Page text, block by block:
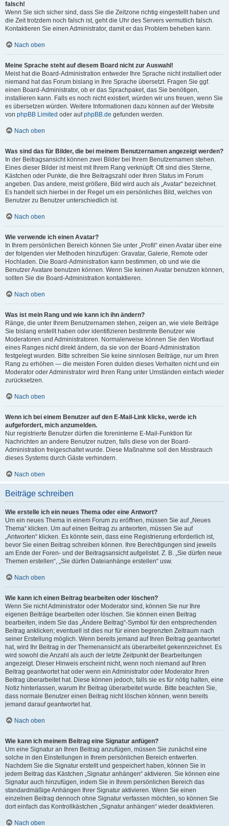
falsch!
Wenn Sie sich sicher sind, dass Sie die Zeitzone richtig eingestellt haben und
die Zeit trotzdem noch falsch ist, geht die Uhr des Servers vermutlich falsch.
Kontaktieren Sie einen Administrator, damit er das Problem beheben kann.
Nach oben
Meine Sprache steht auf diesem Board nicht zur Auswahl!
Meist hat die Board-Administration entweder Ihre Sprache nicht installiert oder
niemand hat das Forum bislang in Ihre Sprache übersetzt. Fragen Sie ggf.
einen Board-Administrator, ob er das Sprachpaket, das Sie benötigen,
installieren kann. Falls es noch nicht existiert, würden wir uns freuen, wenn Sie
es übersetzen würden. Weitere Informationen dazu können auf der Website
von phpBB Limited oder aufphpBB.de gefunden werden.
Nach oben
Was sind das für Bilder, die bei meinem Benutzernamen angezeigt werden?
In der Beitragsansicht können zwei Bilder bei Ihrem Benutzernamen stehen.
Eines dieser Bilder ist meist mit Ihrem Rang verknüpft: Oft sind dies Sterne,
Kästchen oder Punkte, die Ihre Beitragszahl oder Ihren Status im Forum
angeben. Das andere, meist größere, Bild wird auch als „Avatar“ bezeichnet.
Es handelt sich hierbei in der Regel um ein persönliches Bild, welches von
Benutzer zu Benutzer unterschiedlich ist.
Nach oben
Wie verwende ich einen Avatar?
In Ihrem persönlichen Bereich können Sie unter „Profil“ einen Avatar über eine
der folgenden vier Methoden hinzufügen: Gravatar, Galerie, Remote oder
Hochladen. Die Board-Administration kann bestimmen, ob und wie die
Benutzer Avatare benutzen können. Wenn Sie keinen Avatar benutzen können,
sollten Sie die Board-Administration kontaktieren.
Nach oben
Was ist mein Rang und wie kann ich ihn ändern?
Ränge, die unter Ihrem Benutzernamen stehen, zeigen an, wie viele Beiträge
Sie bislang erstellt haben oder identifizieren bestimmte Benutzer wie
Moderatoren und Administratoren. Normalerweise können Sie den Wortlaut
eines Ranges nicht direkt ändern, da sie von der Board-Administration
festgelegt wurden. Bitte schreiben Sie keine sinnlosen Beiträge, nur um Ihren
Rang zu erhöhen — die meisten Foren dulden dieses Verhalten nicht und ein
Moderator oder Administrator wird Ihren Rang unter Umständen einfach wieder
zurücksetzen.
Nach oben
Wenn ich bei einem Benutzer auf den E-Mail-Link klicke, werde ich
aufgefordert, mich anzumelden.
Nur registrierte Benutzer dürfen die foreninterne E-Mail-Funktion für
Nachrichten an andere Benutzer nutzen, falls diese von der Board-
Administration freigeschaltet wurde. Diese Maßnahme soll den Missbrauch
dieses Systems durch Gäste verhindern.
Nach oben
Beiträge schreiben
Wie erstelle ich ein neues Thema oder eine Antwort?
Um ein neues Thema in einem Forum zu eröffnen, müssen Sie auf „Neues
Thema“ klicken. Um auf einen Beitrag zu antworten, müssen Sie auf
„Antworten“ klicken. Es könnte sein, dass eine Registrierung erforderlich ist,
bevor Sie einen Beitrag schreiben können. Ihre Berechtigungen sind jeweils
am Ende der Foren- und der Beitragsansicht aufgelistet. Z. B. „Sie dürfen neue
Themen erstellen“, „Sie dürfen Dateianhänge erstellen“ usw.
Nach oben
Wie kann ich einen Beitrag bearbeiten oder löschen?
Wenn Sie nicht Administrator oder Moderator sind, können Sie nur Ihre
eigenen Beiträge bearbeiten oder löschen. Sie können einen Beitrag
bearbeiten, indem Sie das „Ändere Beitrag“-Symbol für den entsprechenden
Beitrag anklicken; eventuell ist dies nur für einen begrenzten Zeitraum nach
seiner Erstellung möglich. Wenn bereits jemand auf Ihren Beitrag geantwortet
hat, wird Ihr Beitrag in der Themenansicht als überarbeitet gekennzeichnet. Es
wird sowohl die Anzahl als auch der letzte Zeitpunkt der Bearbeitungen
angezeigt. Dieser Hinweis erscheint nicht, wenn noch niemand auf Ihren
Beitrag geantwortet hat oder wenn ein Administrator oder Moderator Ihren
Beitrag überarbeitet hat. Diese können jedoch, falls sie es für nötig halten, eine
Notiz hinterlassen, warum Ihr Beitrag überarbeitet wurde. Bitte beachten Sie,
dass normale Benutzer einen Beitrag nicht löschen können, wenn bereits
jemand darauf geantwortet hat.
Nach oben
Wie kann ich meinem Beitrag eine Signatur anfügen?
Um eine Signatur an Ihren Beitrag anzufügen, müssen Sie zunächst eine
solche in den Einstellungen in Ihrem persönlichen Bereich entwerfen.
Nachdem Sie die Signatur erstellt und gespeichert haben, können Sie in
jedem Beitrag das Kästchen „Signatur anhängen“ aktivieren. Sie können eine
Signatur auch hinzufügen, indem Sie in Ihrem persönlichen Bereich das
standardmäßige Anhängen Ihrer Signatur aktivieren. Wenn Sie einen
einzelnen Beitrag dennoch ohne Signatur verfassen möchten, so können Sie
dort einfach das Kontrollkästchen „Signatur anhängen“ wieder deaktivieren.
Nach oben